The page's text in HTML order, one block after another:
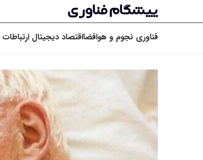
فناوری نجوم و هوافضااقتصاد دیجیتال ارتباطات